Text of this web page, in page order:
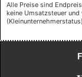
Alle Preise sind
keine Umsatzsteuer
(Kleinunternehmerstatus)